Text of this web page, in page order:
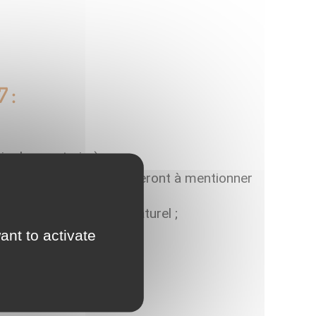
:
de construire).
d’affichage seront à mentionner
par rapport au sol naturel ;
to activate